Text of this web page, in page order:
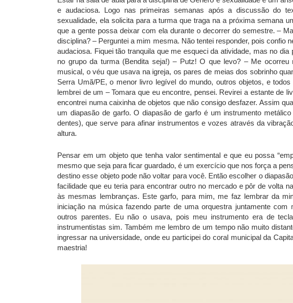
e audaciosa. Logo nas primeiras semanas após a discussão do
sexualidade, ela solicita para a turma que traga na a próxima semana
que a gente possa deixar com ela durante o decorrer do semestre. –
disciplina? – Perguntei a mim mesma. Não tentei responder, pois confio
audaciosa. Fiquei tão tranquila que me esqueci da atividade, mas no
no grupo da turma (Bendita seja!) – Putz! O que levo? – Me ocorreu
musical, o véu que usava na igreja, os pares de meias dos sobrinho
Serra Umã/PE, o menor livro legível do mundo, outros objetos, e
lembrei de um – Tomara que eu encontre, pensei. Revirei a estante de
encontrei numa caixinha de objetos que não consigo desfazer. Assim
um diapasão de garfo. O diapasão de garfo é um instrumento
dentes), que serve para afinar instrumentos e vozes através da
altura.
Pensar em um objeto que tenha valor sentimental e que eu possa
mesmo que seja para ficar guardado, é um exercício que nos força a
destino esse objeto pode não voltar para você. Então escolher o
facilidade que eu teria para encontrar outro no mercado e pôr de volta
às mesmas lembranças. Este garfo, para mim, me faz lembrar da
iniciação na música fazendo parte de uma orquestra juntamente
outros parentes. Eu não o usava, pois meu instrumento era de
instrumentistas sim. Também me lembro de um tempo não muito
ingressar na universidade, onde eu participei do coral municipal da
maestria!